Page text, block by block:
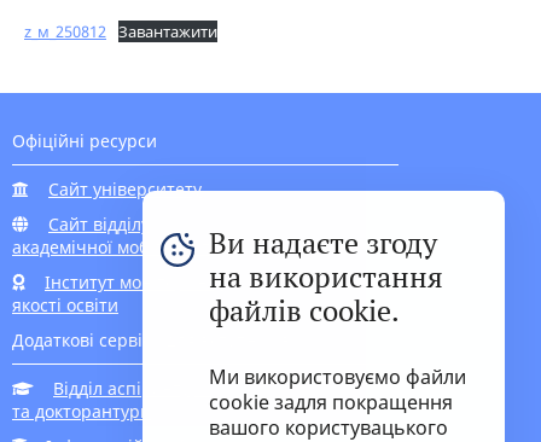
z_м_250812 Завантажити
Офіційні ресурси
Сайт університету
Сайт відділу
академічної мобільності
Інститут моніторингу
якості освіти
Додаткові сервіси для вступників
Відділ аспірантури
та докторантури
Ви надаєте згоду
на використання
файлів cookie.
Ми використовуємо файли
cookie задля покращення
вашого користувацького